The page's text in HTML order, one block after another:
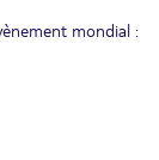
mondial :